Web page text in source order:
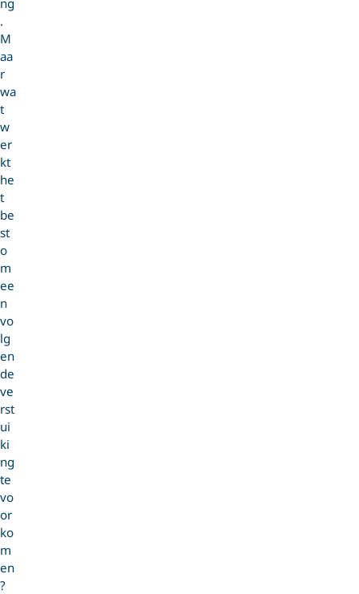
ng
.
M
aa
r
wa
t
w
er
kt
he
t
be
st
o
m
ee
n
vo
lg
en
de
ve
rst
ui
ki
ng
te
vo
or
ko
m
en
?